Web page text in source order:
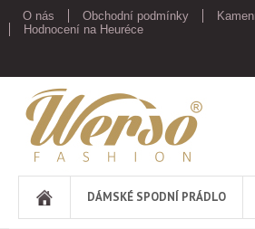
O nás Obchodní podmínky
Hodnocení na Heuréce
Werso
DÁMSKÉ SPODNÍ PRÁDLO